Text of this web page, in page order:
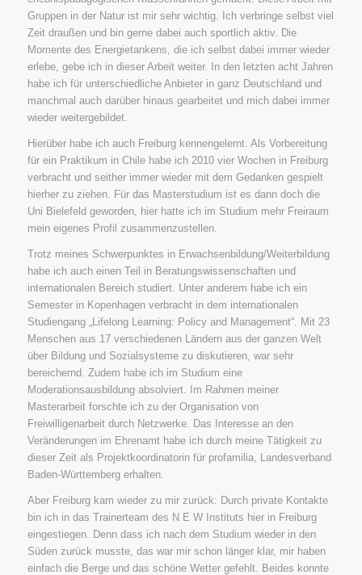
Gruppen in der Natur ist mir sehr wichtig. Ich verbringe selbst viel
Zeit draußen und bin gerne dabei auch sportlich aktiv. Die
Momente des Energietankens, die ich selbst dabei immer wieder
erlebe, gebe ich in dieser Arbeit weiter. In den letzten acht Jahren
habe ich für unterschiedliche Anbieter in ganz Deutschland und
manchmal auch darüber hinaus gearbeitet und mich dabei immer
wieder weitergebildet.
Hierüber habe ich auch Freiburg kennengelernt. Als Vorbereitung
für ein Praktikum in Chile habe ich 2010 vier Wochen in Freiburg
verbracht und seither immer wieder mit dem Gedanken gespielt
hierher zu ziehen. Für das Masterstudium ist es dann doch die
Uni Bielefeld geworden, hier hatte ich im Studium mehr Freiraum
mein eigenes Profil zusammenzustellen.
Trotz meines Schwerpunktes in Erwachsenbildung/Weiterbildung
habe ich auch einen Teil in Beratungswissenschaften und
internationalen Bereich studiert. Unter anderem habe ich ein
Semester in Kopenhagen verbracht in dem internationalen
Studiengang „Lifelong Learning: Policy and Management“. Mit 23
Menschen aus 17 verschiedenen Ländern aus der ganzen Welt
über Bildung und Sozialsysteme zu diskutieren, war sehr
bereichernd. Zudem habe ich im Studium eine
Moderationsausbildung absolviert. Im Rahmen meiner
Masterarbeit forschte ich zu der Organisation von
Freiwilligenarbeit durch Netzwerke. Das Interesse an den
Veränderungen im Ehrenamt habe ich durch meine Tätigkeit zu
dieser Zeit als Projektkoordinatorin für profamilia, Landesverband
Baden-Württemberg erhalten.
Aber Freiburg kam wieder zu mir zurück: Durch private Kontakte
bin ich in das Trainerteam des N E W Instituts hier in Freiburg
eingestiegen. Denn dass ich nach dem Studium wieder in den
Süden zurück musste, das war mir schon länger klar, mir haben
einfach die Berge und das schöne Wetter gefehlt. Beides konnte